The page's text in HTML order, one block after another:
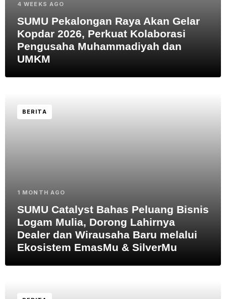
4 WEEKS AGO
SUMU Pekalongan Raya Akan Gelar
Kopdar 2026, Perkuat Kolaborasi
Pengusaha Muhammadiyah dan
UMKM
BERITA
1 MONTH AGO
SUMU Catalyst Bahas Peluang Bisnis
Logam Mulia, Dorong Lahirnya
Dealer dan Wirausaha Baru melalui
Ekosistem EmasMu & SilverMu